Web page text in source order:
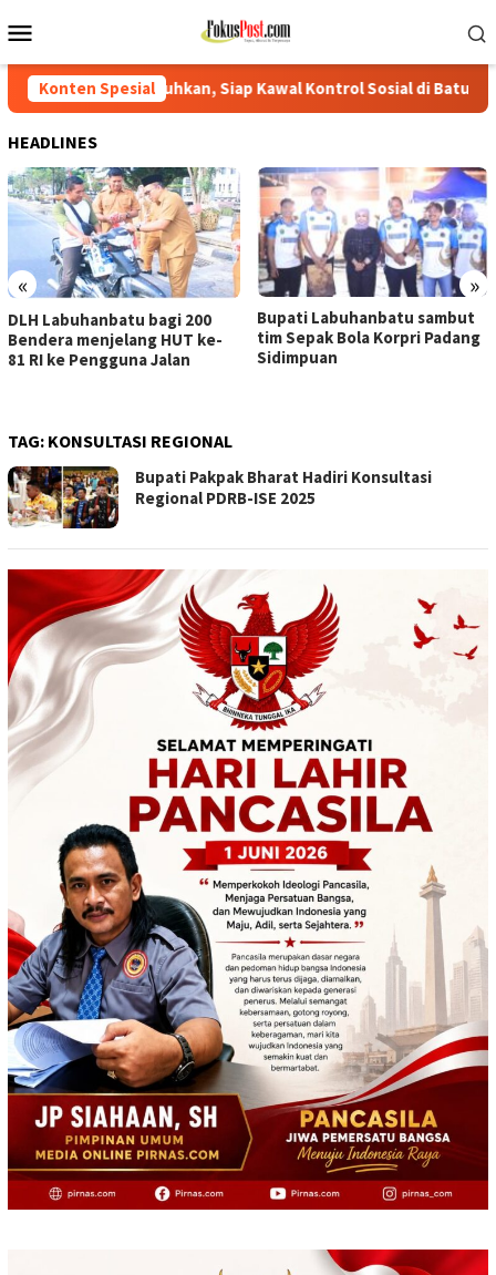
ke
Mobile
Konten Spesial
Siap Kawal Kontrol Sosial di Batu Bara periode
HEADLINES
« »
DLH Labuhanbatu bagi 200
Bendera menjelang HUT ke-
81 RI ke Pengguna Jalan
Bupati Labuhanbatu sambut
tim Sepak Bola Korpri Padang
Sidimpuan
TAG: KONSULTASI REGIONAL
Bupati Pakpak Bharat Hadiri Konsultasi
Regional PDRB-ISE 2025